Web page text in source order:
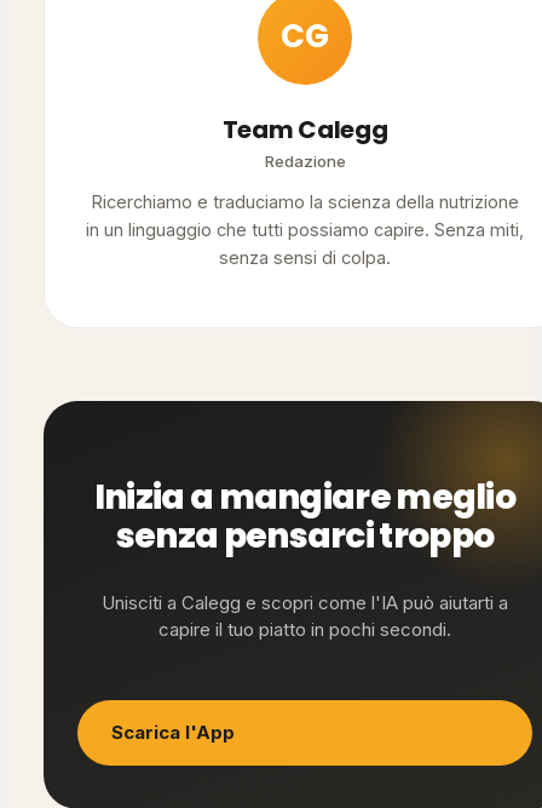
CG
Team Calegg
Redazione
Ricerchiamo e traduciamo la scienza della nutrizione
in un linguaggio che tutti possiamo capire. Senza miti,
senza sensi di colpa.
Inizia a mangiare meglio
senza pensarci troppo
Unisciti a Calegg e scopri come l'IA può aiutarti a
capire il tuo piatto in pochi secondi.
Scarica l'App